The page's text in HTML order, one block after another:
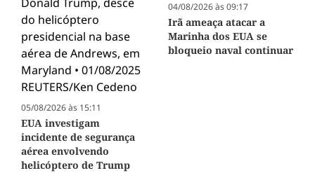
05/08/2026 às 15:11
EUA investigam
incidente de segurança
aérea envolvendo
helicóptero de Trump
04/08/2026 às 09:17
Irã ameaça atacar a
Marinha dos EUA se
bloqueio naval continuar